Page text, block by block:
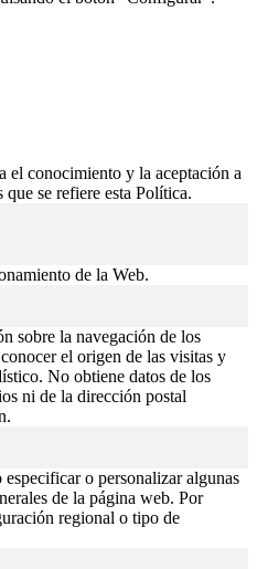
el conocimiento y la aceptación a
se refiere esta Política.
de la Web.
sobre la navegación de los
el origen de las visitas y
No obtiene datos de los
ni de la dirección postal
o personalizar algunas
de la página web. Por
regional o tipo de